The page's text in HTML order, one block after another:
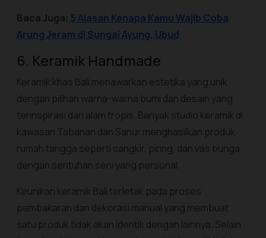
Baca Juga: 5 Alasan Kenapa Kamu Wajib Coba
Arung Jeram di Sungai Ayung, Ubud
6. Keramik Handmade
Keramik khas Bali menawarkan estetika yang unik
dengan pilihan warna-warna bumi dan desain yang
terinspirasi dari alam tropis. Banyak studio keramik di
kawasan Tabanan dan Sanur menghasilkan produk
rumah tangga seperti cangkir, piring, dan vas bunga
dengan sentuhan seni yang personal.
Keunikan keramik Bali terletak pada proses
pembakaran dan dekorasi manual yang membuat
satu produk tidak akan identik dengan lainnya. Selain